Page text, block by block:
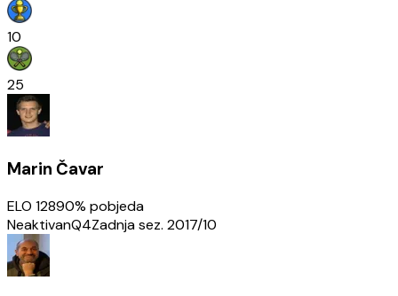
10
25
Marin Čavar
ELO 12890% pobjeda
NeaktivanQ4Zadnja sez. 2017/10